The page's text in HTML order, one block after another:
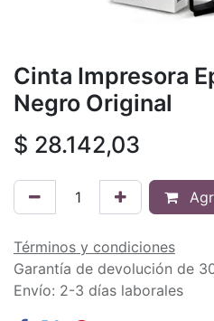
Cinta Impresora
Negro Original
$ 28.142,03
Términos y condiciones
Garantía de devolución de
Envío: 2-3 días laborales